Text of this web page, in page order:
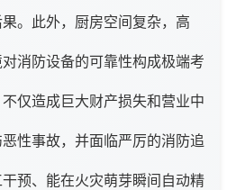
。此外，厨房空间复杂，高
消防设备的可靠性构成极端考
仅造成巨大财产损失和营业中
性事故，并面临严厉的消防追
预、能在火灾萌芽瞬间自动精